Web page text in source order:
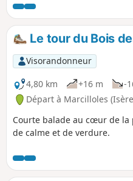
en temps la chance de voir le
Blanc. Randonnée que l'on
raccourcir de 2 km ou
1,8 km : voir paragraphe
randonnée ou à proximité. A
RANDONNEURS (SES) QUI
MES RANDONNEES vous
des photos en indiquant
sur le circuit.
Le tour du Bois
Visorandonneur
4,80 km
+16 m -
Départ à Marcilloles
Courte balade au cœur de la
de calme et de verdure.